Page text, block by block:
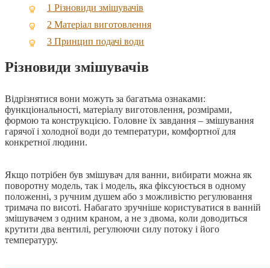
1 Різновиди змішувачів
2 Матеріал виготовлення
3 Принцип подачі води
Різновиди змішувачів
Відрізнятися вони можуть за багатьма ознаками:
функціональності, матеріалу виготовлення, розмірами,
формою та конструкцією. Головне їх завдання – змішування
гарячої і холодної води до температури, комфортної для
конкретної людини.
Якщо потрібен був змішувач для ванни, вибирати можна як
поворотну модель, так і модель, яка фіксуюється в одному
положенні, з ручним душем або з можливістю регулювання
тримача по висоті. Набагато зручніше користуватися в ванній
змішувачем з одним краном, а не з двома, коли доводиться
крутити два вентилі, регулюючи силу потоку і його
температуру.